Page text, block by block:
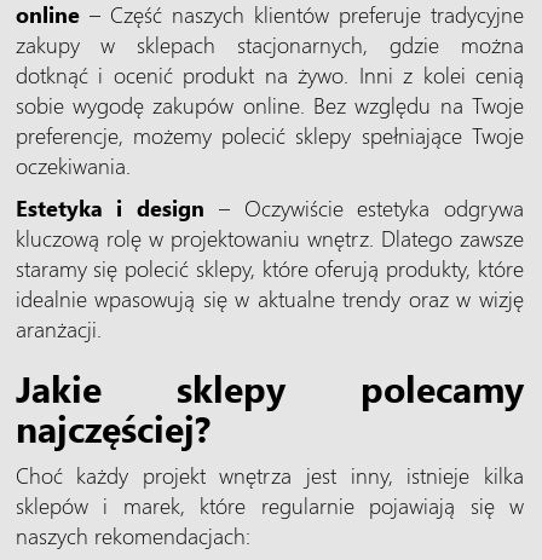
online– Część naszych klientów preferuje tradycyjne
zakupy w sklepach stacjonarnych, gdzie można
dotknąć i ocenić produkt na żywo. Inni z kolei cenią
sobie wygodę zakupów online. Bez względu na Twoje
preferencje, możemy polecić sklepy spełniające Twoje
oczekiwania.
Estetyka i design – Oczywiście estetyka odgrywa
kluczową rolę w projektowaniu wnętrz. Dlatego zawsze
staramy się polecić sklepy, które oferują produkty, które
idealnie wpasowują się w aktualne trendy oraz w wizję
aranżacji.
Jakie sklepy polecamy
najczęściej?
Choć każdy projekt wnętrza jest inny, istnieje kilka
sklepów i marek, które regularnie pojawiają się w
naszych rekomendacjach: